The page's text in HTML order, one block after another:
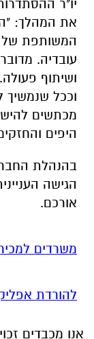
ושיתוף
וככל שנמשיך
מכתשים
היפים
בהנהלת
הגישה
אורכם.
משרדים
בפרסומינו